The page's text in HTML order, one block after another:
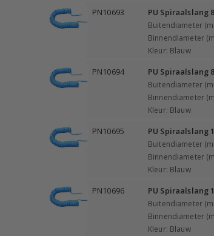
PN10693 PU Spiraalslang
Buitendiameter
Binnendiameter
Kleur: Blauw
PN10694 PU Spiraalslang
Buitendiameter
Binnendiameter
Kleur: Blauw
PN10695 PU Spiraalslang
Buitendiameter
Binnendiameter
Kleur: Blauw
PN10696 PU Spiraalslang
Buitendiameter
Binnendiameter
Kleur: Blauw